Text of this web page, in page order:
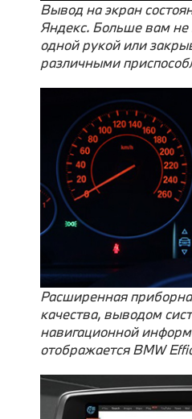
Вывод на экран
Яндекс. Больше вам не
одной рукой или
различными
Расширенная
качества, выводом
навигационной
отображается BMW